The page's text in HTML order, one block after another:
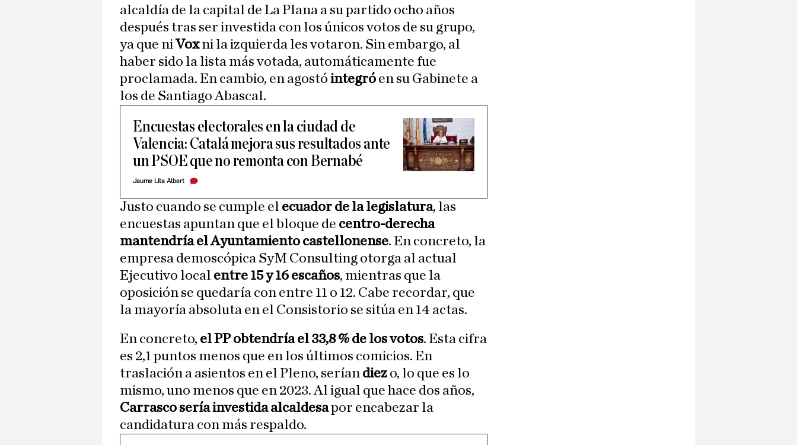
alcaldía de la capital de La Plana a su partido ocho años
después tras ser investida con los únicos votos de su grupo,
ya que niVoxni la izquierda les votaron. Sin embargo, al
haber sido la lista más votada, automáticamente fue
proclamada. En cambio, en agostó integró en su Gabinete a
los de Santiago Abascal.
Encuestas electorales en la ciudad de
Valencia: Catalá mejora sus resultados ante
un PSOE que no remonta con Bernabé
Jaume Lita Albert
Justo cuando se cumple el ecuador de la legislatura, las
encuestas apuntan que el bloque de centro-derecha
mantendría el Ayuntamiento castellonense. En concreto, la
empresa demoscópica SyM Consulting otorga al actual
Ejecutivo local entre 15 y 16 escaños, mientras que la
oposición se quedaría con entre 11 o 12. Cabe recordar, que
la mayoría absoluta en el Consistorio se sitúa en 14 actas.
En concreto, el PP obtendría el 33,8 % de los votos. Esta cifra
es 2,1 puntos menos que en los últimos comicios. En
traslación a asientos en el Pleno, serían diez o, lo que es lo
mismo, uno menos que en 2023. Al igual que hace dos años,
Carrasco sería investida alcaldesapor encabezar la
candidatura con más respaldo.